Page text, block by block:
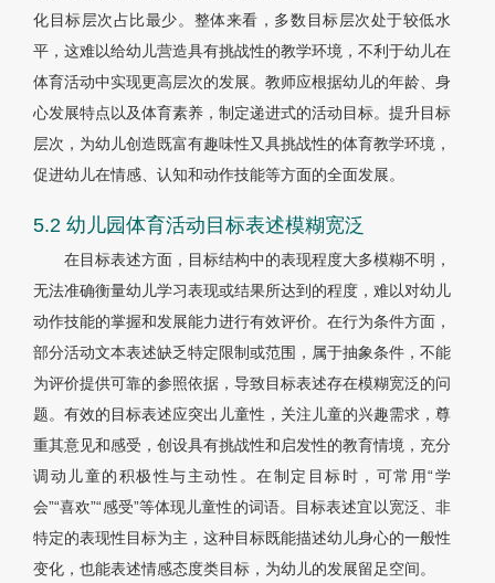
化目标层次占比最少。整体来看，多数目标层次处于较低水
平，这难以给幼儿营造具有挑战性的教学环境，不利于幼儿在
体育活动中实现更高层次的发展。教师应根据幼儿的年龄、身
心发展特点以及体育素养，制定递进式的活动目标。提升目标
层次，为幼儿创造既富有趣味性又具挑战性的体育教学环境，
促进幼儿在情感、认知和动作技能等方面的全面发展。
5.2 幼儿园体育活动目标表述模糊宽泛
在目标表述方面，目标结构中的表现程度大多模糊不明，
无法准确衡量幼儿学习表现或结果所达到的程度，难以对幼儿
动作技能的掌握和发展能力进行有效评价。在行为条件方面，
部分活动文本表述缺乏特定限制或范围，属于抽象条件，不能
为评价提供可靠的参照依据，导致目标表述存在模糊宽泛的问
题。有效的目标表述应突出儿童性，关注儿童的兴趣需求，尊
重其意见和感受，创设具有挑战性和启发性的教育情境，充分
调动儿童的积极性与主动性。在制定目标时，可常用“学
会”“喜欢”“感受”等体现儿童性的词语。目标表述宜以宽泛、非
特定的表现性目标为主，这种目标既能描述幼儿身心的一般性
变化，也能表述情感态度类目标，为幼儿的发展留足空间。